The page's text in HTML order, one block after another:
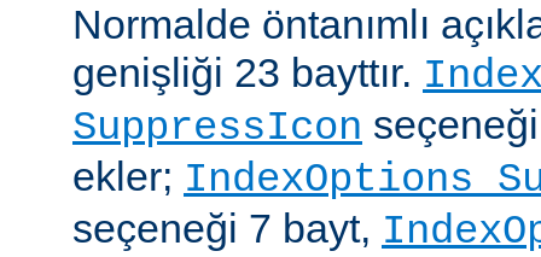
Normalde öntanımlı
genişliği 23 bayttır.
SuppressIcon
ekler; IndexOptions
seçeneği 7 bayt,